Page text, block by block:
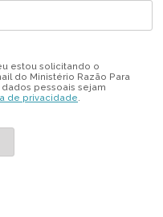
estou solicitando o
do Ministério Razão Para
pessoais sejam
de privacidade.